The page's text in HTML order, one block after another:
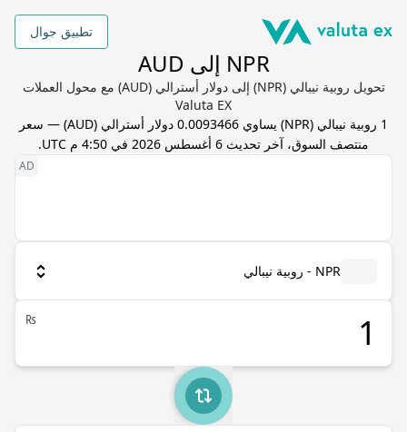
تطبيق جوال
NPR إلى AUD
تحويل روبية نيبالي (NPR) إلى دولار أسترالي (AUD) مع محول العملات
Valuta EX
1 روبية نيبالي (
NPR) يساوي 0.0093466 دولار أسترالي (
AUD) — سعر
منتصف السوق، آخر تحديث 6 أغسطس 2026 في 4:50 م UTC .
NPR - روبية نيبالي
₨